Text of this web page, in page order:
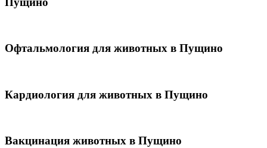
Офтальмология для животных в Пущино
Кардиология для животных в Пущино
Вакцинация животных в Пущино